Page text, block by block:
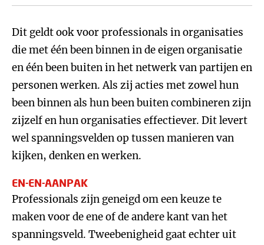
Dit geldt ook voor professionals in organisaties
die met één been binnen in de eigen organisatie
en één been buiten in het netwerk van partijen en
personen werken. Als zij acties met zowel hun
been binnen als hun been buiten combineren zijn
zijzelf en hun organisaties effectiever. Dit levert
wel spanningsvelden op tussen manieren van
kijken, denken en werken.
EN-EN-AANPAK
Professionals zijn geneigd om een keuze te
maken voor de ene of de andere kant van het
spanningsveld. Tweebenigheid gaat echter uit